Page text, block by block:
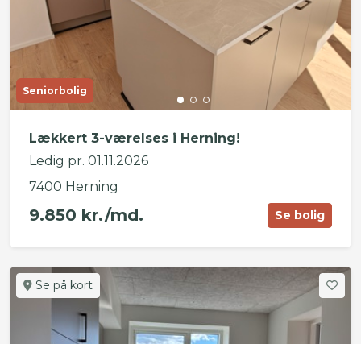
Seniorbolig
Lækkert 3-værelses i Herning!
Ledig pr. 01.11.2026
7400 Herning
9.850 kr./md. Se bolig
Se på kort